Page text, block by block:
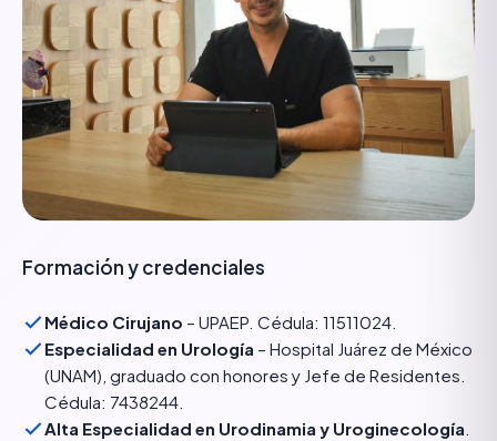
Formación y credenciales
Médico Cirujano – UPAEP. Cédula: 11511024.
Especialidad en Urología – Hospital Juárez de México
(UNAM), graduado con honores y Jefe de Residentes.
Cédula: 7438244.
Alta Especialidad en Urodinamia y Uroginecología